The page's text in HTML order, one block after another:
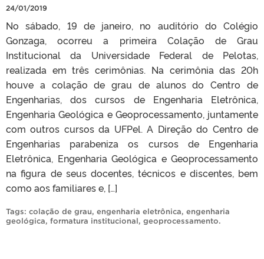
24/01/2019
No sábado, 19 de janeiro, no auditório do Colégio
Gonzaga, ocorreu a primeira Colação de Grau
Institucional da Universidade Federal de Pelotas,
realizada em três cerimônias. Na cerimônia das 20h
houve a colação de grau de alunos do Centro de
Engenharias, dos cursos de Engenharia Eletrônica,
Engenharia Geológica e Geoprocessamento, juntamente
com outros cursos da UFPel. A Direção do Centro de
Engenharias parabeniza os cursos de Engenharia
Eletrônica, Engenharia Geológica e Geoprocessamento
na figura de seus docentes, técnicos e discentes, bem
como aos familiares e, […]
Tags: colação de grau, engenharia eletrônica, engenharia
geológica, formatura institucional, geoprocessamento.